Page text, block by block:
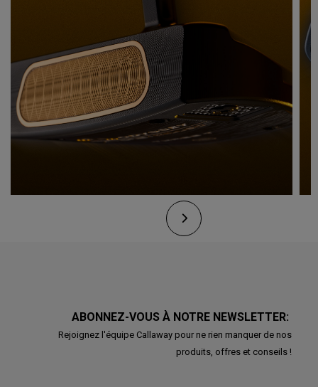
ABONNEZ-VOUS À NOTRE NEWSLETTER:
Rejoignez l'équipe Callaway pour ne rien manquer de nos
produits, offres et conseils !